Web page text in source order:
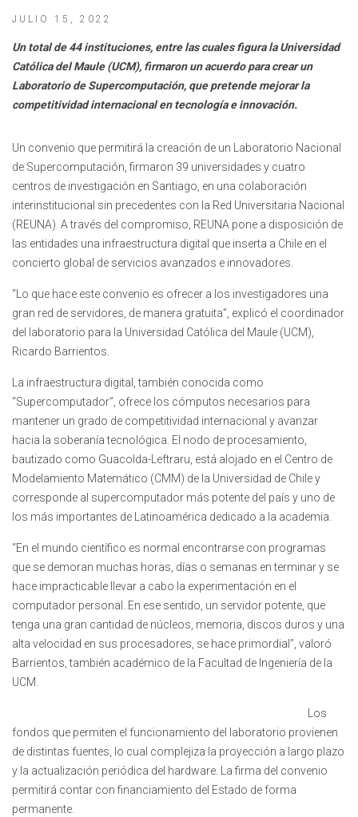
JULIO 15, 2022
Un total de 44 instituciones, entre las cuales figura la Universidad
Católica del Maule (UCM), firmaron un acuerdo para crear un
Laboratorio de Supercomputación, que pretende mejorar la
competitividad internacional en tecnología e innovación.
Un convenio que permitirá la creación de un Laboratorio Nacional
de Supercomputación, firmaron 39 universidades y cuatro
centros de investigación en Santiago, en una colaboración
interinstitucional sin precedentes con la Red Universitaria Nacional
(REUNA). A través del compromiso, REUNA pone a disposición de
las entidades una infraestructura digital que inserta a Chile en el
concierto global de servicios avanzados e innovadores.
“Lo que hace este convenio es ofrecer a los investigadores una
gran red de servidores, de manera gratuita”, explicó el coordinador
del laboratorio para la Universidad Católica del Maule (UCM),
Ricardo Barrientos.
La infraestructura digital, también conocida como
“Supercomputador”, ofrece los cómputos necesarios para
mantener un grado de competitividad internacional y avanzar
hacia la soberanía tecnológica. El nodo de procesamiento,
bautizado como Guacolda-Leftraru, está alojado en el Centro de
Modelamiento Matemático (CMM) de la Universidad de Chile y
corresponde al supercomputador más potente del país y uno de
los más importantes de Latinoamérica dedicado a la academia.
“En el mundo científico es normal encontrarse con programas
que se demoran muchas horas, días o semanas en terminar y se
hace impracticable llevar a cabo la experimentación en el
computador personal. En ese sentido, un servidor potente, que
tenga una gran cantidad de núcleos, memoria, discos duros y una
alta velocidad en sus procesadores, se hace primordial”, valoró
Barrientos, también académico de la Facultad de Ingeniería de la
UCM.
Los
fondos que permiten el funcionamiento del laboratorio provienen
de distintas fuentes, lo cual complejiza la proyección a largo plazo
y la actualización periódica del hardware. La firma del convenio
permitirá contar con financiamiento del Estado de forma
permanente.